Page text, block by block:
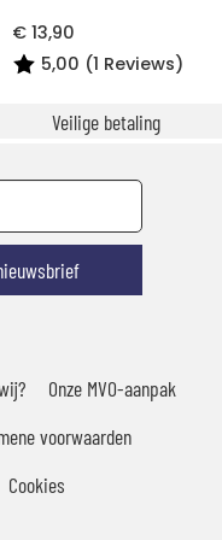
€ 13,90
5,00 (1 Reviews)
Veilige betaling
Onze MVO-aanpak
voorwaarden
Cookies